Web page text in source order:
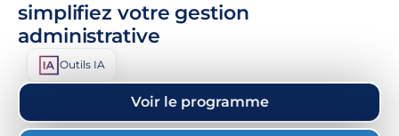
simplifiez votre gestion
administrative
Outils IA
Voir le programme